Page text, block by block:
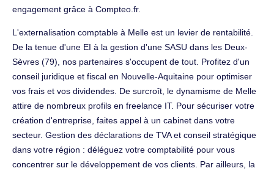
engagement grâce à Compteo.fr.
L'externalisation comptable à Melle est un levier de rentabilité.
De la tenue d'une EI à la gestion d'une SASU dans les Deux-
Sèvres (79), nos partenaires s'occupent de tout. Profitez d'un
conseil juridique et fiscal en Nouvelle-Aquitaine pour optimiser
vos frais et vos dividendes. De surcroît, le dynamisme de Melle
attire de nombreux profils en freelance IT. Pour sécuriser votre
création d'entreprise, faites appel à un cabinet dans votre
secteur. Gestion des déclarations de TVA et conseil stratégique
dans votre région : déléguez votre comptabilité pour vous
concentrer sur le développement de vos clients. Par ailleurs, la